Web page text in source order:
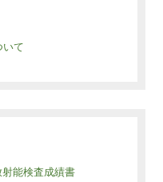
いて
能検査成績書